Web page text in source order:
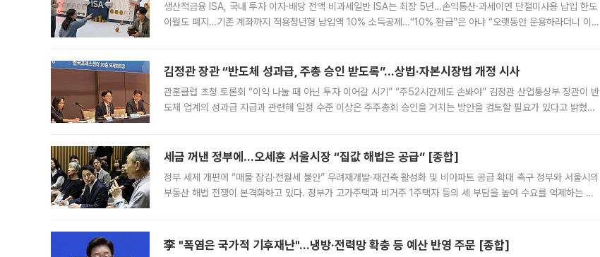
생산적금융 ISA, 국내 투자 이자·배당 전액 비과세일반 ISA는 최장 5년…손익통산·과세이연 단절미사용 납입 한도
이월도 폐지…기존 계좌까지 적용청년형 납입액 10% 소득공제…“10% 환급”은 아냐 “오랫동안 운용하라더니 이제
김정관 장관 “반도체 성과급, 주총 승인 받도록”…상법·자본시장법 개정 시사
관훈클럽 초청 토론회 “이익 나눌 때 아닌 투자 이어갈 시기” “주52시간제도 손봐야” 김정관 산업통상부 장관이 반
도체 업계의 성과급 지급과 관련해 일정 수준 이상은 주주총회 승인을 거치는 방안을 검토할 필요가 있다고 밝혔다.
세금 꺼낸 정부에…오세훈 서울시장 “집값 해법은 공급” [종합]
정부 세제 개편에 “매물 잠김·전월세 불안” 우려재개발·재건축 활성화 및 비아파트 공급 확대 촉구 정부와 서울시의
부동산 해법 전쟁이 본격화하고 있다. 정부가 고가주택과 비거주 1주택자 등의 세 부담을 높여 수요를 억제하는 카
李 "폭염은 국가적 기후재난"…냉방·전력망 확충 등 예산 반영 주문 [종합]